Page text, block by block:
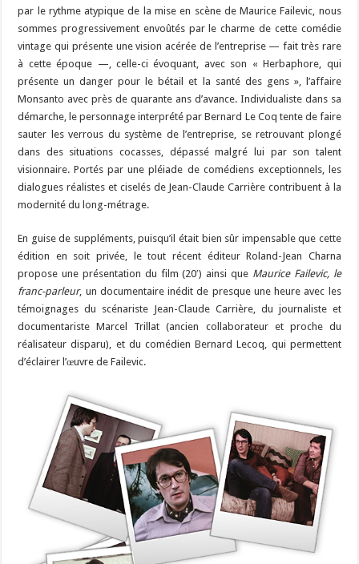
par le rythme atypique de la mise en scène de Maurice Failevic, nous
sommes progressivement envoûtés par le charme de cette comédie
vintage qui présente une vision acérée de l’entreprise — fait très rare
à cette époque —, celle-ci évoquant, avec son « Herbaphore, qui
présente un danger pour le bétail et la santé des gens », l’affaire
Monsanto avec près de quarante ans d’avance. Individualiste dans sa
démarche, le personnage interprété par Bernard Le Coq tente de faire
sauter les verrous du système de l’entreprise, se retrouvant plongé
dans des situations cocasses, dépassé malgré lui par son talent
visionnaire. Portés par une pléiade de comédiens exceptionnels, les
dialogues réalistes et ciselés de Jean-Claude Carrière contribuent à la
modernité du long-métrage.
En guise de suppléments, puisqu’il était bien sûr impensable que cette
édition en soit privée, le tout récent éditeur Roland-Jean Charna
propose une présentation du film (20′) ainsi que Maurice Failevic, le
franc-parleur, un documentaire inédit de presque une heure avec les
témoignages du scénariste Jean-Claude Carrière, du journaliste et
documentariste Marcel Trillat (ancien collaborateur et proche du
réalisateur disparu), et du comédien Bernard Lecoq, qui permettent
d’éclairer l’œuvre de Failevic.